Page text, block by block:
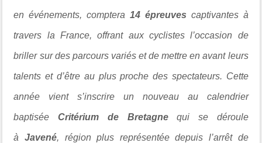
en événements, comptera 14 épreuves captivantes à
travers la France, offrant aux cyclistes l’occasion de
briller sur des parcours variés et de mettre en avant leurs
talents et d’être au plus proche des spectateurs. Cette
année vient s’inscrire un nouveau au calendrier
baptiséeCritérium de Bretagnequi se déroule
àJavené, région plus représentée depuis l’arrêt de